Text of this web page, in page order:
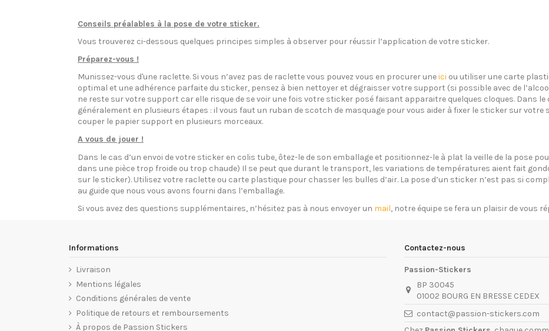
Conseils préalables à la pose de votre sticker.
Vous trouverez ci-dessous quelques principes simples à observer pour réussir l’application de votre sticker.
Préparez-vous !
Munissez-vous d'une raclette. Si vous n’avez pas de raclette vous pouvez vous en procurer uneici ou utiliser une carte
optimal et une adhérence parfaite du sticker, pensez à bien nettoyer et dégraisser votre support (si possible avec de
ne reste sur votre support car elle risque de se voir une fois votre sticker posé faisant apparaitre quelques cloques. Dans
généralement en plusieurs étapes : il vous faut un ruban de scotch de masquage pour vous aider à fixer le sticker sur votre
couper le papier support en plusieurs morceaux.
A vous de jouer !
Dans le cas d’un envoi de votre sticker en colis tube, ôtez-le de son emballage et positionnez-le à plat la veille de la pose
dans une pièce trop froide ou trop chaude) Il se peut que durant le transport, les variations de températures aient fait
sur le sticker). Utilisez votre raclette ou carte plastique pour chasser les bulles d’air. La pose d’un sticker n’est pas si
au guide que nous vous avons fourni dans l’emballage.
Si vous avez des questions supplémentaires, n’hésitez pas à nous envoyer un mail, notre équipe se fera un plaisir de vous
Informations
Livraison
Mentions légales
Conditions générales de vente
Politique de retours et remboursements
À propos de Passion Stickers
Contactez-nous
Passion-Stickers
BP 30045
01002 BOURG EN BRESSE CEDEX
contact@passion-stickers.com